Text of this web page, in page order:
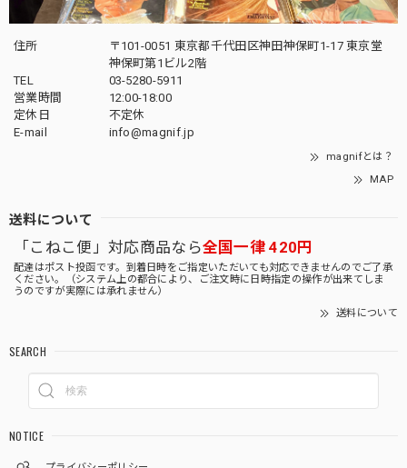
住所
〒101-0051 東京都千代田区神田神保町1-17 東京堂
神保町第1ビル2階
TEL
03-5280-5911
営業時間
12:00-18:00
定休日
不定休
E-mail
info@magnif.jp
magnifとは？
MAP
送料について
「こねこ便」対応商品なら全国一律 420円
配達はポスト投函です。到着日時をご指定いただいても対応できませんのでご了承
ください。（システム上の都合により、ご注文時に日時指定の操作が出来てしま
うのですが実際には承れません）
送料について
SEARCH
NOTICE